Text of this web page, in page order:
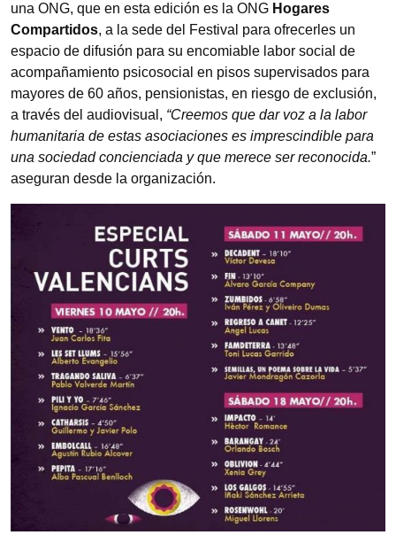
una ONG, que en esta edición es la ONG Hogares
Compartidos, a la sede del Festival para ofrecerles un
espacio de difusión para su encomiable labor social de
acompañamiento psicosocial en pisos supervisados para
mayores de 60 años, pensionistas, en riesgo de exclusión,
a través del audiovisual, “Creemos que dar voz a la labor
humanitaria de estas asociaciones es imprescindible para
una sociedad concienciada y que merece ser reconocida.”
aseguran desde la organización.